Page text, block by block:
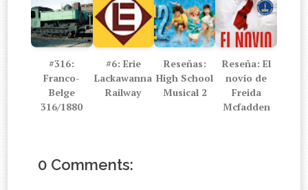
#316:
Franco-
Belge
316/1880
#6: Erie
Lackawanna
Railway
Reseñas:
High School
Musical 2
Reseña: El
novio de
Freida
Mcfadden
0 Comments: